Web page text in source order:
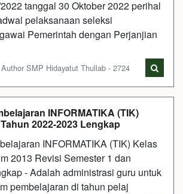
tanggal 30 Oktober 2022 perihal
pelaksanaan seleksi
Pemerintah dengan Perjanjian
SMP Hidayatut Thullab - 2724
INFORMATIKA (TIK)
2022-2023 Lengkap
INFORMATIKA (TIK) Kelas
2013 Revisi Semester 1 dan
- Adalah administrasi guru untuk
pembelajaran di tahun pelaj